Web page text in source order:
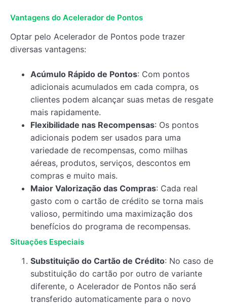
Vantagens do Acelerador de Pontos
Optar pelo Acelerador de Pontos pode trazer
diversas vantagens:
Acúmulo Rápido de Pontos: Com pontos
adicionais acumulados em cada compra, os
clientes podem alcançar suas metas de resgate
mais rapidamente.
Flexibilidade nas Recompensas: Os pontos
adicionais podem ser usados para uma
variedade de recompensas, como milhas
aéreas, produtos, serviços, descontos em
compras e muito mais.
Maior Valorização das Compras: Cada real
gasto com o cartão de crédito se torna mais
valioso, permitindo uma maximização dos
benefícios do programa de recompensas.
Situações Especiais
Substituição do Cartão de Crédito: No caso de
substituição do cartão por outro de variante
diferente, o Acelerador de Pontos não será
transferido automaticamente para o novo